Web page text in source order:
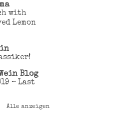
with
Lemon
Blog
– Last
Alle anzeigen